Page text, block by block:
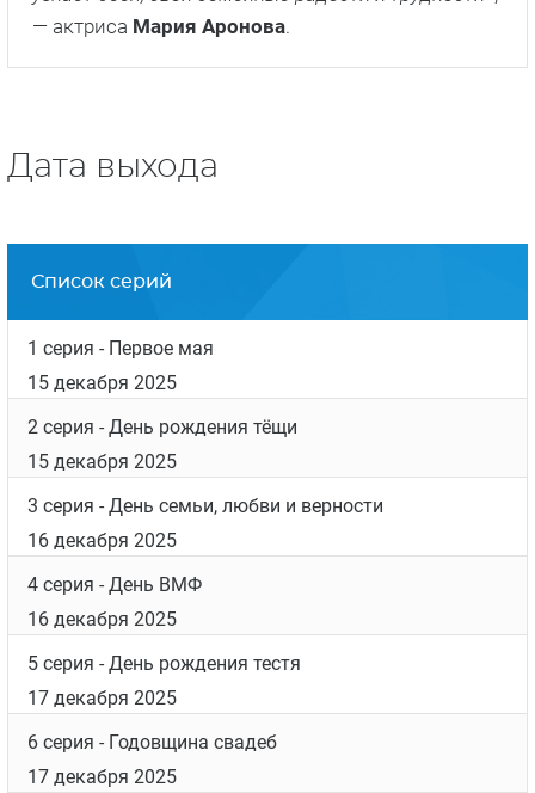
— актриса Мария Аронова.
Дата выхода
Список серий
1 серия - Первое мая
15 декабря 2025
2 серия - День рождения тёщи
15 декабря 2025
3 серия - День семьи, любви и верности
16 декабря 2025
4 серия - День ВМФ
16 декабря 2025
5 серия - День рождения тестя
17 декабря 2025
6 серия - Годовщина свадеб
17 декабря 2025